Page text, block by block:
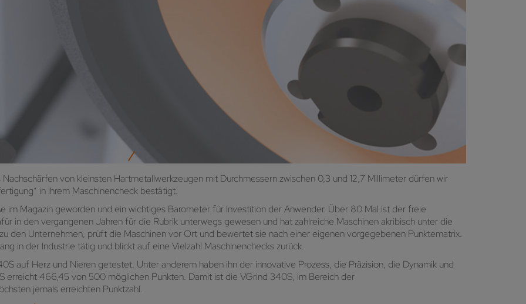
von kleinsten Hartmetallwerkzeugen mit Durchmessern zwischen 0,3 und 12,7 Millimeter dürfen wir
in ihrem Maschinencheck bestätigt.
im Magazin geworden und ein wichtiges Barometer für Investition der Anwender. Über 80 Mal ist der freie
in den vergangenen Jahren für die Rubrik unterwegs gewesen und hat zahlreiche Maschinen akribisch unter die
den Unternehmen, prüft die Maschinen vor Ort und bewertet sie nach einer eigenen vorgegebenen Punktematrix.
in der Industrie tätig und blickt auf eine Vielzahl Maschinenchecks zurück.
auf Herz und Nieren getestet. Unter anderem haben ihn der innovative Prozess, die Präzision, die Dynamik und
466,45 von 500 möglichen Punkten. Damit ist die VGrind 340S, im Bereich der
jemals erreichten Punktzahl.